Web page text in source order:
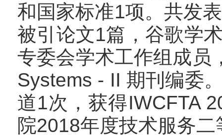
和国家标准1项。共发
被引论文1篇，谷歌学
专委会学术工作组成员
Systems - II 期刊编委
道1次，获得IWCFTA
院2018年度技术服务二